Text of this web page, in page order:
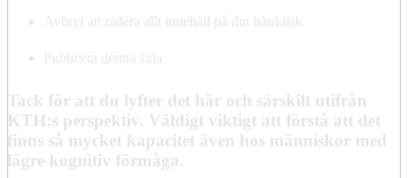
Avbryt att radera allt innehåll på din hårddisk
Publicera denna sida
Tack för att du lyfter det här och särskilt utifrån
KTH:s perspektiv. Väldigt viktigt att förstå att det
finns så mycket kapacitet även hos människor med
lägre kognitiv förmåga.